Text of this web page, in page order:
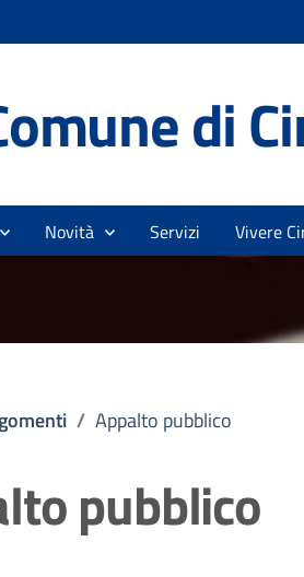
di
Novità Servizi Vivere
/ Appalto pubblico
pubblico